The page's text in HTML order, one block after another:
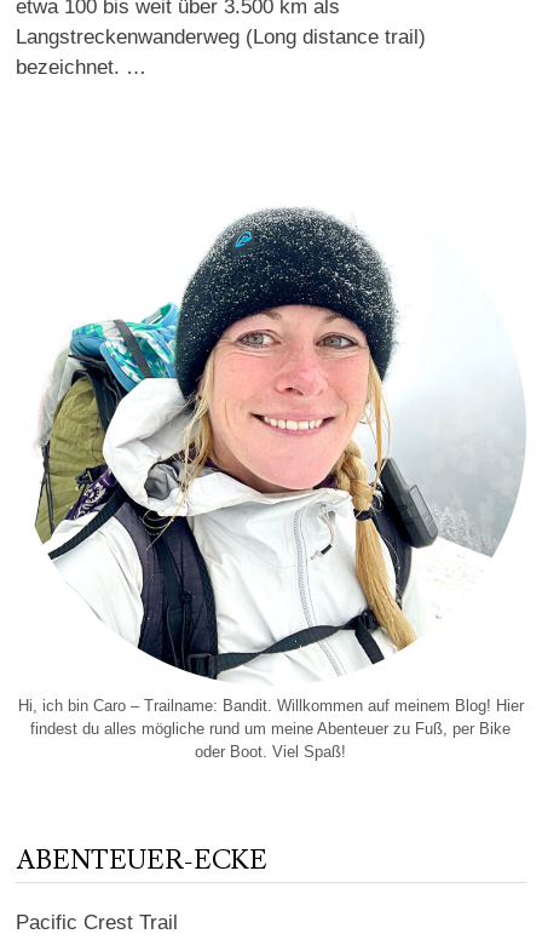
etwa 100 bis weit über 3.500 km als
Langstreckenwanderweg (Long distance trail)
bezeichnet. …
Hi, ich bin Caro – Trailname: Bandit. Willkommen auf meinem Blog! Hier
findest du alles mögliche rund um meine Abenteuer zu Fuß, per Bike
oder Boot. Viel Spaß!
ABENTEUER-ECKE
Pacific Crest Trail